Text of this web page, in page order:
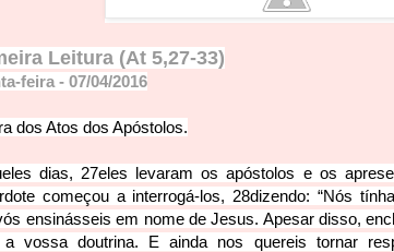
Leitura (At 5,27-33)
feira - 07/04/2016
dos Atos dos Apóstolos.
dias, 27eles levaram os apóstolos e os
começou a interrogá-los, 28dizendo: “Nós
ensinásseis em nome de Jesus. Apesar disso,
vossa doutrina. E ainda nos quereis tornar